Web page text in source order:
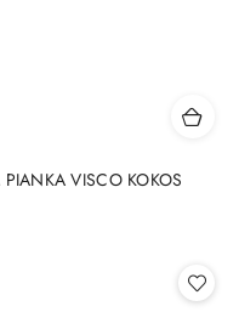
VISCO KOKOS